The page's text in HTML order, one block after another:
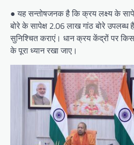
● यह सन्तोषजनक है कि क्रय लक्ष्य के
बोरे के सापेक्ष 2.06 लाख गांठ बोरे उपलब्ध
सुनिश्चित कराएं। धान क्रय केंद्रों पर
के पूरा ध्यान रखा जाए।